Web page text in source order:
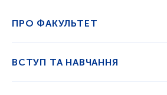
ПРО ФАКУЛЬТЕТ
ВСТУП ТА НАВЧАННЯ